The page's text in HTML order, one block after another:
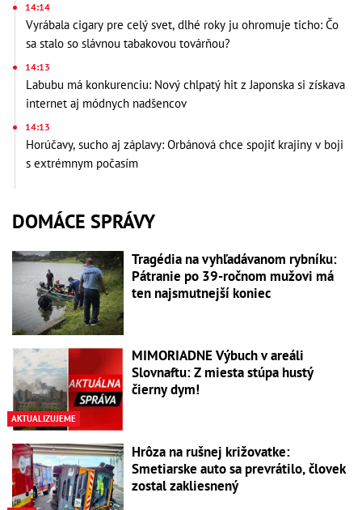
14:14
Vyrábala cigary pre celý svet, dlhé roky ju ohromuje ticho: Čo
sa stalo so slávnou tabakovou továrňou?
14:13
Labubu má konkurenciu: Nový chlpatý hit z Japonska si získava
internet aj módnych nadšencov
14:13
Horúčavy, sucho aj záplavy: Orbánová chce spojiť krajiny v boji
s extrémnym počasím
DOMÁCE SPRÁVY
Tragédia na vyhľadávanom rybníku:
Pátranie po 39-ročnom mužovi má
ten najsmutnejší koniec
AKTUALIZUJEME
MIMORIADNE Výbuch v areáli
Slovnaftu: Z miesta stúpa hustý
čierny dym!
Hrôza na rušnej križovatke:
Smetiarske auto sa prevrátilo, človek
zostal zakliesnený